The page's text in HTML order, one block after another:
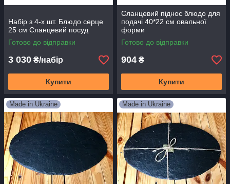
Набір з 4-х шт. Блюдо серце
25 см Сланцевий посуд
Готово до відправки
3 030 ₴/набір
Купити
Сланцевий піднос блюдо для
подачі 40*22 см овальної
форми
Готово до відправки
904 ₴
Купити
Made in Ukraine Made in Ukraine